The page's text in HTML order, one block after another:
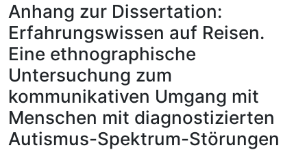
FAQ
Leitlinien
Zurück zur Startseite
Anhang zur Dissertation:
Erfahrungswissen auf Reisen.
Eine ethnographische
Untersuchung zum
kommunikativen Umgang mit
Menschen mit diagnostizierten
Autismus-Spektrum-Störungen